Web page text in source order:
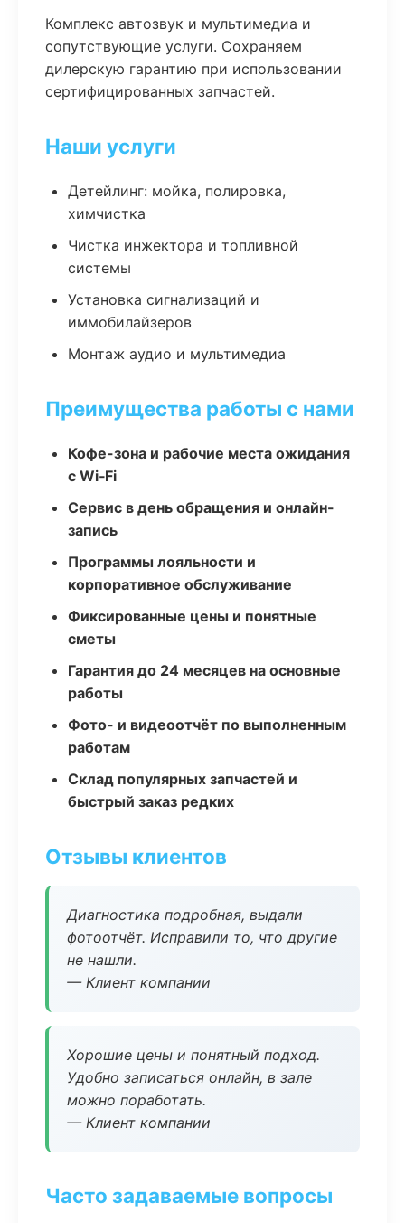
Комплекс автозвук и мультимедиа и
сопутствующие услуги. Сохраняем
дилерскую гарантию при использовании
сертифицированных запчастей.
Наши услуги
Детейлинг: мойка, полировка,
химчистка
Чистка инжектора и топливной
системы
Установка сигнализаций и
иммобилайзеров
Монтаж аудио и мультимедиа
Преимущества работы с нами
Кофе-зона и рабочие места ожидания
с Wi‑Fi
Сервис в день обращения и онлайн-
запись
Программы лояльности и
корпоративное обслуживание
Фиксированные цены и понятные
сметы
Гарантия до 24 месяцев на основные
работы
Фото- и видеоотчёт по выполненным
работам
Склад популярных запчастей и
быстрый заказ редких
Отзывы клиентов
Диагностика подробная, выдали
фотоотчёт. Исправили то, что другие
не нашли.
— Клиент компании
Хорошие цены и понятный подход.
Удобно записаться онлайн, в зале
можно поработать.
— Клиент компании
Часто задаваемые вопросы